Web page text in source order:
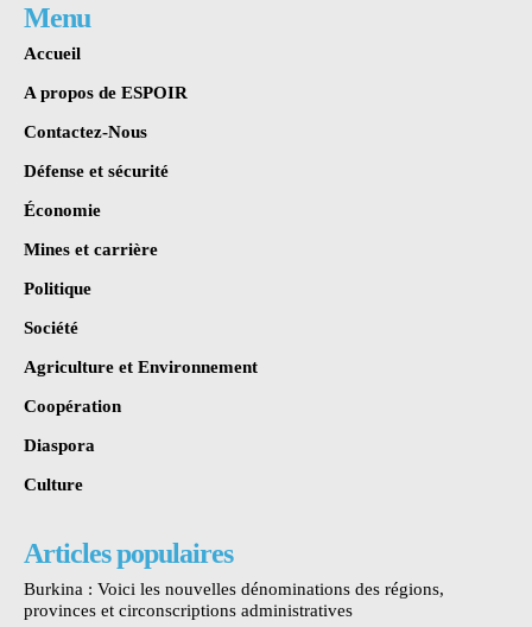
Menu
Accueil
A propos de ESPOIR
Contactez-Nous
Défense et sécurité
Économie
Mines et carrière
Politique
Société
Agriculture et Environnement
Coopération
Diaspora
Culture
Articles populaires
Burkina : Voici les nouvelles dénominations des régions,
provinces et circonscriptions administratives